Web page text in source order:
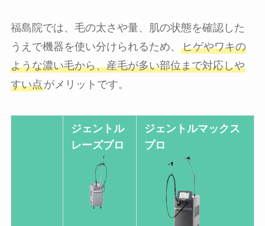
福島院では、毛の太さや量、肌の状態を確認した
うえで機器を使い分けられるため、 ヒゲやワキの
ような濃い毛から、産毛が多い部位まで対応しや
すい点がメリットです。
ジェントル
レーズプロ
ジェントルマックス
プロ